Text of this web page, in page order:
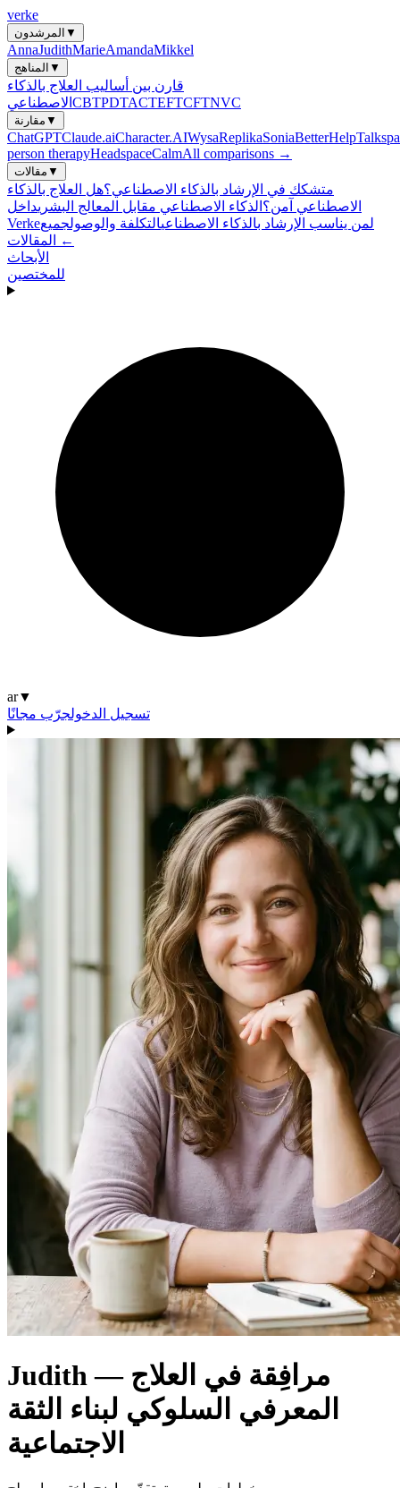
verke
المرشدون ▼
AnnaJudithMarieAmandaMikkel
المناهج ▼
قارن بين أساليب العلاج بالذكاء
الاصطناعي CBTPDTACTEFTCFTNVC
مقارنة ▼
ChatGPTClaude.aiCharacter.AIWysaReplikaSoniaBetterHelp
person therapyHeadspaceCalmAll comparisons →
مقالات ▼
متشكك في الإرشاد بالذكاء الاصطناعي؟هل العلاج بالذكاء
الاصطناعي آمن؟ الذكاء الاصطناعي مقابل المعالج البشريداخل
Verke
لمن يناسب الإرشاد بالذكاء الاصطناعيالتكلفة والوصولجميع
المقالات ←
الأبحاث
للمختصين
ar▼
تسجيل الدخولجرّب مجانًا
Judith — مرافِقة في العلاج
المعرفي السلوكي لبناء الثقة
الاجتماعية